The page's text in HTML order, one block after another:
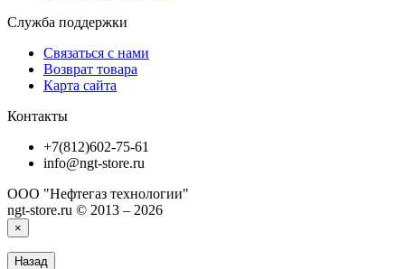
Служба поддержки
Связаться с нами
Возврат товара
Карта сайта
Контакты
+7(812)602-75-61
info@ngt-store.ru
ООО "Нефтегаз технологии"
ngt-store.ru © 2013 – 2026
×
Назад